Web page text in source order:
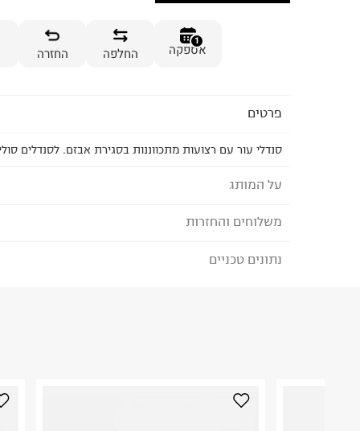
1
אספקה החלפה החזרה
פרטים
סנדלי עור עם רצועות מתכווננות בסגירת אבזם. לסנדלים
על המותג
Saltwater סנדלי
הסנדלים מיוצרים מעור טבעי ועמיד למים, ובעלי
בעמידות גבוהה.
משלוחים והחזרות
לבחירת בשיטת המשלוח המתאימה לכם,
לפני החזרת החבילה, חשוב להדביק את מדבקת
נתונים טכניים